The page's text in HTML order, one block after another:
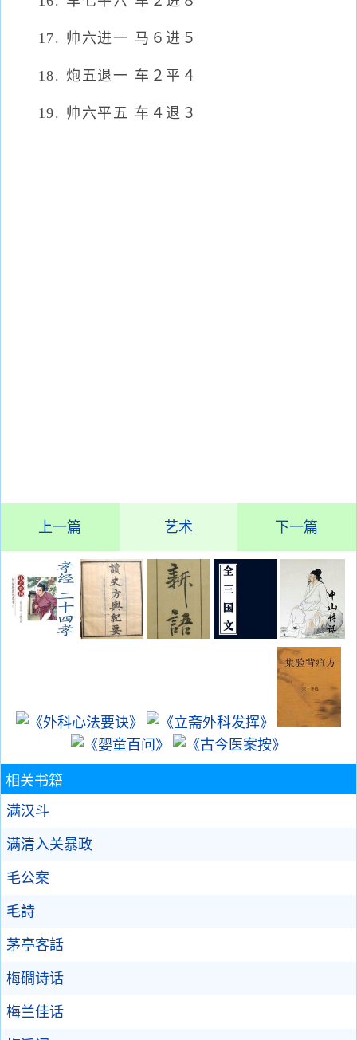
17. 帅六进一 马６进５
18. 炮五退一 车２平４
19. 帅六平五 车４退３
上一篇 艺术 下一篇
相关书籍
满汉斗
满清入关暴政
毛公案
毛詩
茅亭客話
梅磵诗话
梅兰佳话